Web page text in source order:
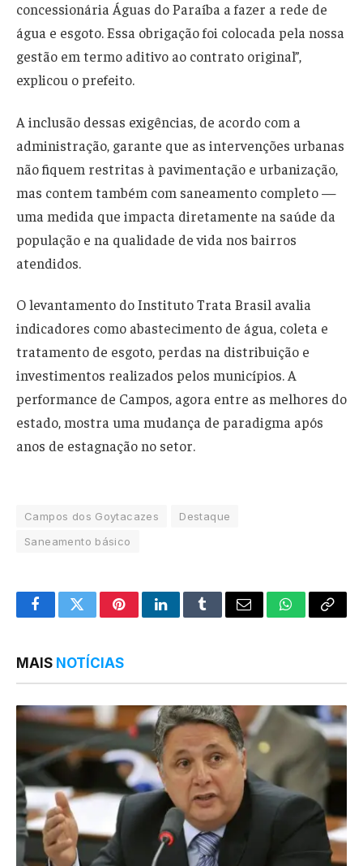
concessionária Águas do Paraíba a fazer a rede de
água e esgoto. Essa obrigação foi colocada pela nossa
gestão em termo aditivo ao contrato original”,
explicou o prefeito.
A inclusão dessas exigências, de acordo com a
administração, garante que as intervenções urbanas
não fiquem restritas à pavimentação e urbanização,
mas contem também com saneamento completo —
uma medida que impacta diretamente na saúde da
população e na qualidade de vida nos bairros
atendidos.
O levantamento do Instituto Trata Brasil avalia
indicadores como abastecimento de água, coleta e
tratamento de esgoto, perdas na distribuição e
investimentos realizados pelos municípios. A
performance de Campos, agora entre as melhores do
estado, mostra uma mudança de paradigma após
anos de estagnação no setor.
Campos dos Goytacazes
Destaque
Saneamento básico
FacebookTwitterPinterestLinkedInTumblrEmail WhatsApp
Copy
MAIS NOTÍCIAS